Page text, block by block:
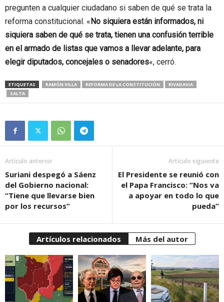
pregunten a cualquier ciudadano si saben de qué se trata la
reforma constitucional. «No siquiera están informados, ni
siquiera saben de qué se trata, tienen una confusión terrible
en el armado de listas que vamos a llevar adelante, para
elegir diputados, concejales o senadores«, cerró.
ETIQUETAS RAMÓN VILLA REFORMA DE LA CONSTITUCIÓN
RIVADAVIA
SALTA
Artículo anterior
Suriani despegó a Sáenz
del Gobierno nacional:
“Tiene que llevarse bien
por los recursos”
Artículo siguiente
El Presidente se reunió con
el Papa Francisco: “Nos va
a apoyar en todo lo que
pueda”
Artículos relacionados Más del autor